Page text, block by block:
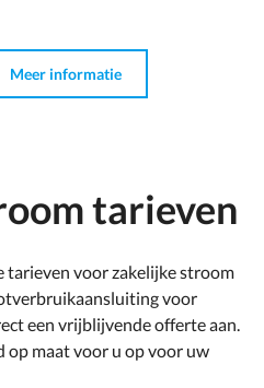
Meer informatie
tarieven
tarieven voor zakelijke stroom
voor
een vrijblijvende offerte aan.
op maat voor u op voor uw